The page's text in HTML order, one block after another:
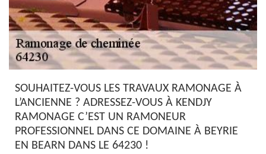
SOUHAITEZ-VOUS LES TRAVAUX RAMONAGE À
L’ANCIENNE ? ADRESSEZ-VOUS À KENDJY
RAMONAGE C’EST UN RAMONEUR
PROFESSIONNEL DANS CE DOMAINE À BEYRIE
EN BEARN DANS LE 64230 !